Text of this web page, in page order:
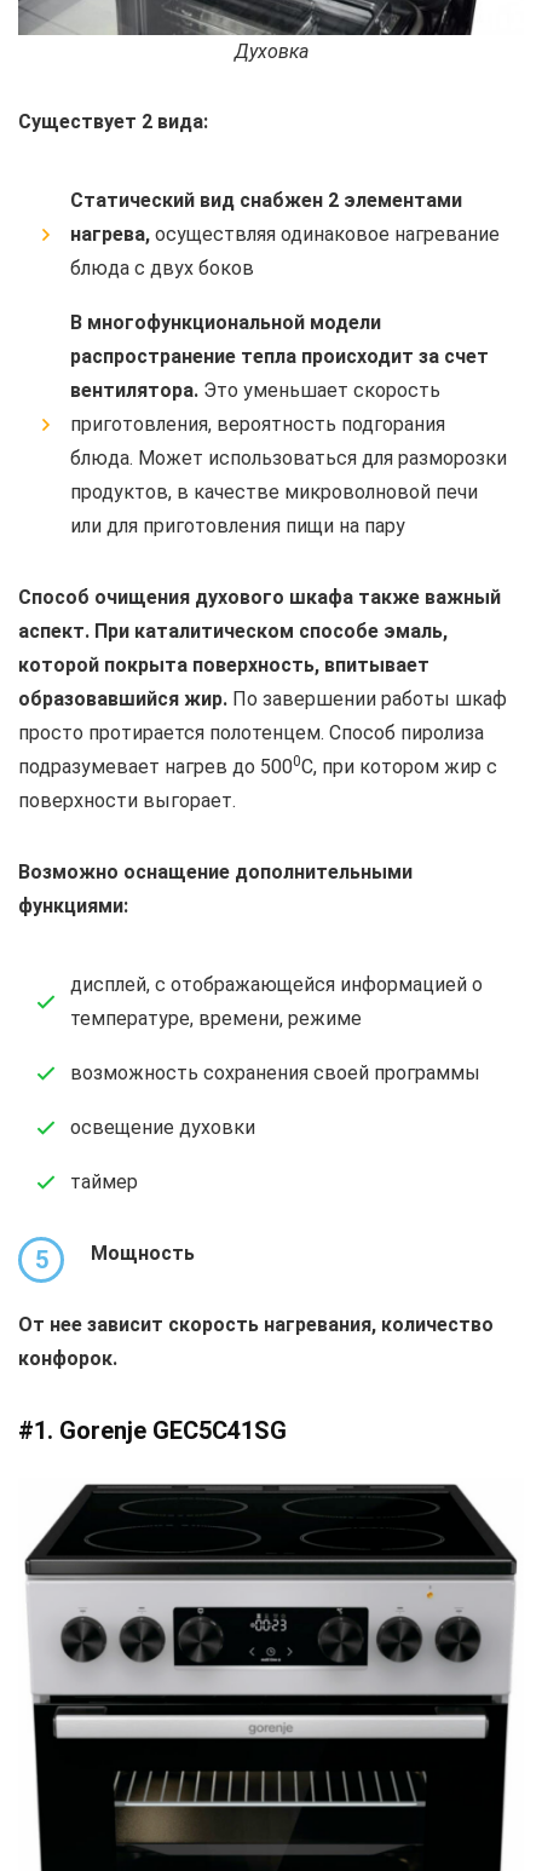
Духовка
Существует 2 вида:
Статический вид снабжен 2 элементами
нагрева, осуществляя одинаковое нагревание
блюда с двух боков
В многофункциональной модели
распространение тепла происходит за счет
вентилятора. Это уменьшает скорость
приготовления, вероятность подгорания
блюда. Может использоваться для разморозки
продуктов, в качестве микроволновой печи
или для приготовления пищи на пару
Способ очищения духового шкафа также важный
аспект. При каталитическом способе эмаль,
которой покрыта поверхность, впитывает
образовавшийся жир. По завершении работы шкаф
просто протирается полотенцем. Способ пиролиза
подразумевает нагрев до 5000С, при котором жир с
поверхности выгорает.
Возможно оснащение дополнительными
функциями:
дисплей, с отображающейся информацией о
температуре, времени, режиме
возможность сохранения своей программы
освещение духовки
таймер
5 Мощность
От нее зависит скорость нагревания, количество
конфорок.
#1. Gorenje GEC5C41SG